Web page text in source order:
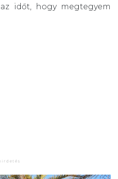
időt, hogy megtegyem